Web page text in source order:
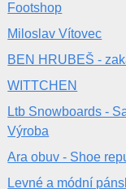
Footshop
Miloslav Vítovec
BEN HRUBEŠ -
WITTCHEN
Ltb Snowboards -
Výroba
Ara obuv - Shoe
Levné a módní